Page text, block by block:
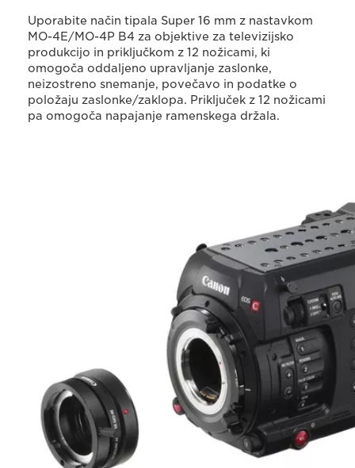
Uporabite način tipala Super 16 mm z nastavkom
MO-4E/MO-4P B4 za objektive za televizijsko
produkcijo in priključkom z 12 nožicami, ki
omogoča oddaljeno upravljanje zaslonke,
neizostreno snemanje, povečavo in podatke o
položaju zaslonke/zaklopa. Priključek z 12 nožicami
pa omogoča napajanje ramenskega držala.